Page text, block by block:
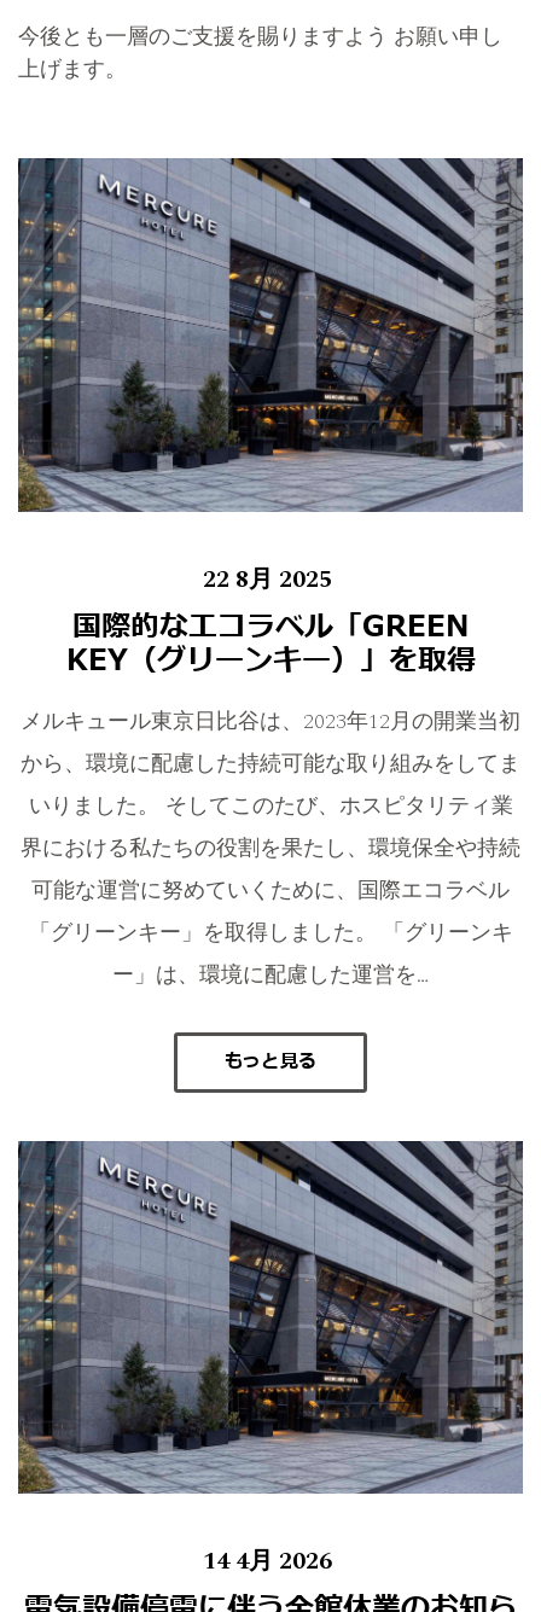
今後とも一層のご支援を賜りますよう お願い申し
上げます。
22 8月 2025
国際的なエコラベル「GREEN
KEY（グリーンキー）」を取得
メルキュール東京日比谷は、2023年12月の開業当初
から、環境に配慮した持続可能な取り組みをしてま
いりました。 そしてこのたび、ホスピタリティ業
界における私たちの役割を果たし、環境保全や持続
可能な運営に努めていくために、国際エコラベル
「グリーンキー」を取得しました。 「グリーンキ
ー」は、環境に配慮した運営を…
もっと見る
14 4月 2026